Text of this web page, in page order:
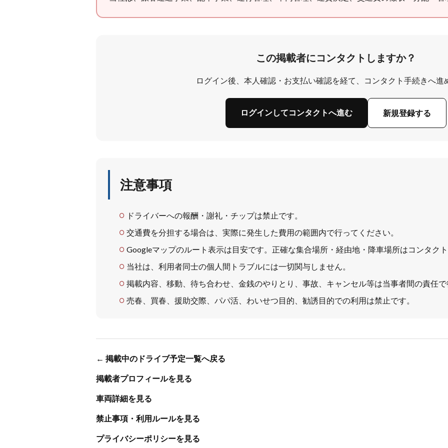
この掲載者にコンタクトしますか？
ログイン後、本人確認・お支払い確認を経て、コンタクト手続きへ進
ログインしてコンタクトへ進む 新規登録する
注意事項
ドライバーへの報酬・謝礼・チップは禁止です。
交通費を分担する場合は、実際に発生した費用の範囲内で行ってください。
Googleマップのルート表示は目安です。正確な集合場所・経由地・降車場所はコンタク
当社は、利用者同士の個人間トラブルには一切関与しません。
掲載内容、移動、待ち合わせ、金銭のやりとり、事故、キャンセル等は当事者間の責任
売春、買春、援助交際、パパ活、わいせつ目的、勧誘目的での利用は禁止です。
← 掲載中のドライブ予定一覧へ戻る
掲載者プロフィールを見る
車両詳細を見る
禁止事項・利用ルールを見る
プライバシーポリシーを見る